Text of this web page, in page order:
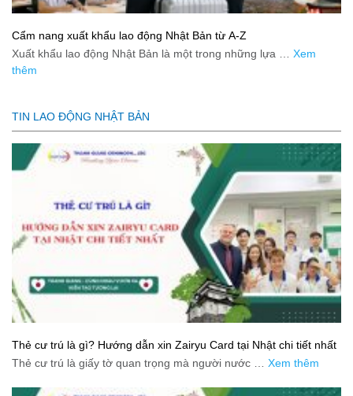
Cẩm nang xuất khẩu lao động Nhật Bản từ A-Z
Xuất khẩu lao động Nhật Bản là một trong những lựa … Xem
thêm
TIN LAO ĐỘNG NHẬT BẢN
Thẻ cư trú là gì? Hướng dẫn xin Zairyu Card tại Nhật chi tiết nhất
Thẻ cư trú là giấy tờ quan trọng mà người nước … Xem thêm